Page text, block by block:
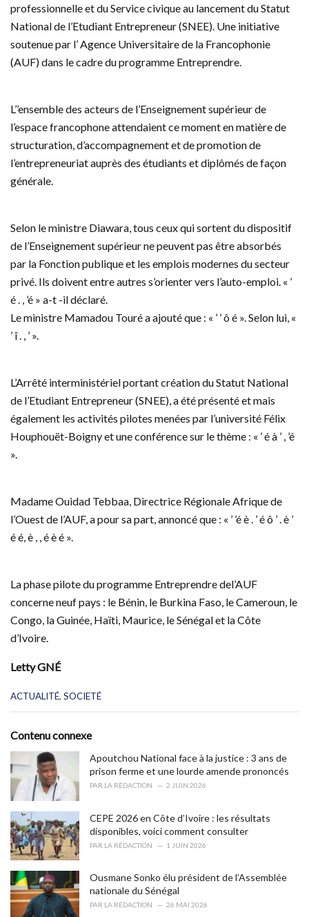
professionnelle et du Service civique au lancement du Statut
National de l’Etudiant Entrepreneur (SNEE). Une initiative
soutenue par l’ Agence Universitaire de la Francophonie
(AUF) dans le cadre du programme Entreprendre.
L’’ensemble des acteurs de l’Enseignement supérieur de
l’espace francophone attendaient ce moment en matière de
structuration, d’accompagnement et de promotion de
l’entrepreneuriat auprès des étudiants et diplômés de façon
générale.
Selon le ministre Diawara, tous ceux qui sortent du dispositif
de l’Enseignement supérieur ne peuvent pas être absorbés
par la Fonction publique et les emplois modernes du secteur
privé. Ils doivent entre autres s’orienter vers l’auto-emploi. « ’
é . , ’é » a-t -il déclaré.
Le ministre Mamadou Touré a ajouté que : « ’ ’ ô é ». Selon lui, «
’ î . , ’ ».
L’Arrêté interministériel portant création du Statut National
de l’Etudiant Entrepreneur (SNEE), a été présenté et mais
également les activités pilotes menées par l’université Félix
Houphouët-Boigny et une conférence sur le thème : « ’ é à ’ , ’é
».
Madame Ouidad Tebbaa, Directrice Régionale Afrique de
l’Ouest de l’AUF, a pour sa part, annoncé que : « ’ ’é è . ’ é ô ’ . è ’
é é, è , , é è é ».
La phase pilote du programme Entreprendre del’AUF
concerne neuf pays : le Bénin, le Burkina Faso, le Cameroun, le
Congo, la Guinée, Haïti, Maurice, le Sénégal et la Côte
d’Ivoire.
Letty GNÉ
C
e
r
e
:
ACTUALITÉ, SOCIETÉ
Contenu connexe
Apoutchou National face à la justice : 3 ans de
prison ferme et une lourde amende prononcés
PAR LA RÉDACTION 2 JUIN 2026
CEPE 2026 en Côte d’Ivoire : les résultats
disponibles, voici comment consulter
PAR LA RÉDACTION 1 JUIN 2026
Ousmane Sonko élu président de l’Assemblée
nationale du Sénégal
PAR LA RÉDACTION 26 MAI 2026